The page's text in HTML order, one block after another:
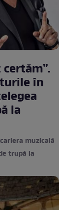
în
la
muzicală
trupă la